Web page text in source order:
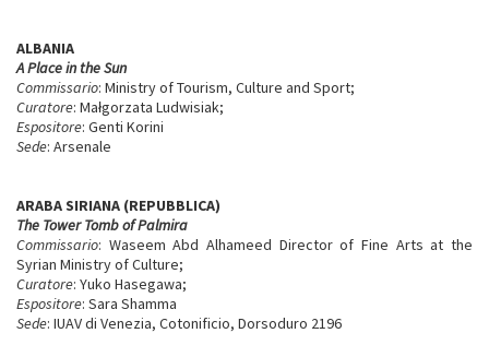
ALBANIA
A Place in the Sun
Commissario: Ministry of Tourism, Culture and Sport;
Curatore: Małgorzata Ludwisiak;
Espositore: Genti Korini
Sede: Arsenale
ARABA SIRIANA (REPUBBLICA)
The Tower Tomb of Palmira
Commissario: Waseem Abd Alhameed Director of Fine Arts at the
Syrian Ministry of Culture;
Curatore: Yuko Hasegawa;
Espositore: Sara Shamma
Sede: IUAV di Venezia, Cotonificio, Dorsoduro 2196